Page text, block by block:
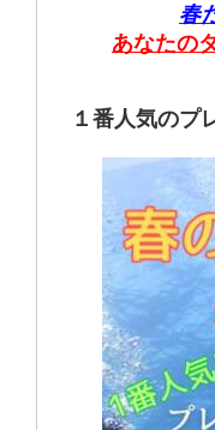
春
あなたの
１番人気のプ